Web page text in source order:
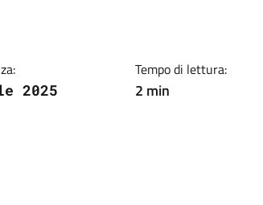
2025
Tempo di lettura:
2 min